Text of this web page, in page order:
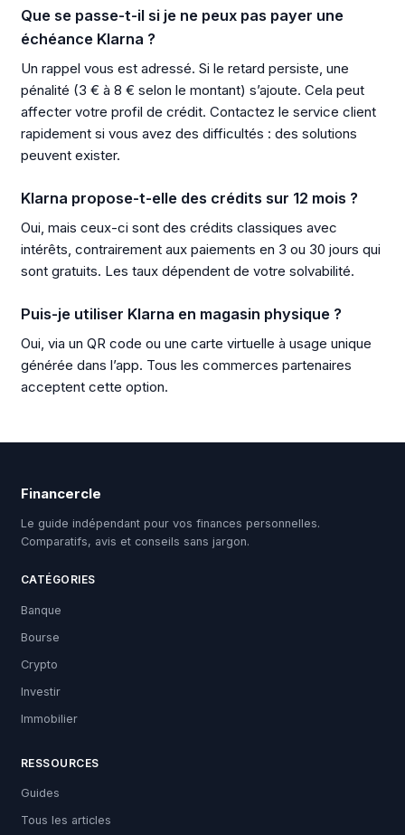
Que se passe-t-il si je ne peux pas payer une
échéance Klarna ?
Un rappel vous est adressé. Si le retard persiste, une
pénalité (3 € à 8 € selon le montant) s’ajoute. Cela peut
affecter votre profil de crédit. Contactez le service client
rapidement si vous avez des difficultés : des solutions
peuvent exister.
Klarna propose-t-elle des crédits sur 12 mois ?
Oui, mais ceux-ci sont des crédits classiques avec
intérêts, contrairement aux paiements en 3 ou 30 jours qui
sont gratuits. Les taux dépendent de votre solvabilité.
Puis-je utiliser Klarna en magasin physique ?
Oui, via un QR code ou une carte virtuelle à usage unique
générée dans l’app. Tous les commerces partenaires
acceptent cette option.
Financercle
Le guide indépendant pour vos finances personnelles.
Comparatifs, avis et conseils sans jargon.
CATÉGORIES
Banque
Bourse
Crypto
Investir
Immobilier
RESSOURCES
Guides
Tous les articles